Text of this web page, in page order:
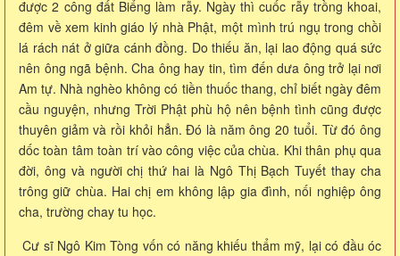
được 2 công đất Biểng làm rẫy. Ngày thì cuốc rẫy trồng khoai,
đêm về xem kinh giáo lý nhà Phật, một mình trú ngụ trong chồi
lá rách nát ở giữa cánh đồng. Do thiếu ăn, lại lao động quá sức
nên ông ngã bệnh. Cha ông hay tin, tìm đến dưa ông trở lại nơi
Am tự. Nhà nghèo không có tiền thuốc thang, chỉ biết ngày đêm
cầu nguyện, nhưng Trời Phật phù hộ nên bệnh tình cũng được
thuyên giảm và rồi khỏi hẳn. Đó là năm ông 20 tuổi. Từ đó ông
dốc toàn tâm toàn trí vào công việc của chùa. Khi thân phụ qua
đời, ông và người chị thứ hai là Ngô Thị Bạch Tuyết thay cha
trông giữ chùa. Hai chị em không lập gia đình, nối nghiệp ông
cha, trường chay tu học.
Cư sĩ Ngô Kim Tòng vốn có năng khiếu thẩm mỹ, lại có đầu óc